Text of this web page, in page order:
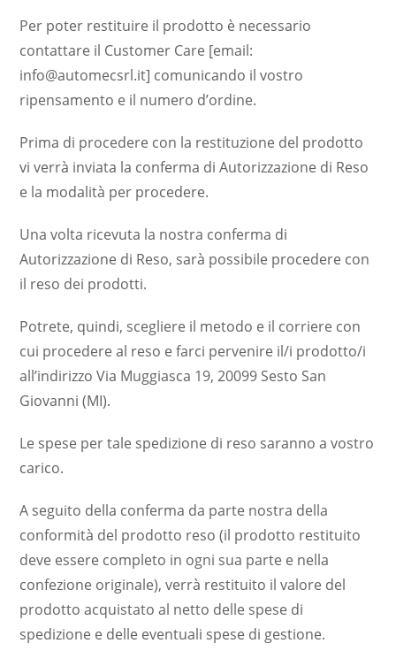
Per poter restituire il prodotto è necessario
contattare il Customer Care [email:
info@automecsrl.it] comunicando il vostro
ripensamento e il numero d’ordine.
Prima di procedere con la restituzione del prodotto
vi verrà inviata la conferma di Autorizzazione di Reso
e la modalità per procedere.
Una volta ricevuta la nostra conferma di
Autorizzazione di Reso, sarà possibile procedere con
il reso dei prodotti.
Potrete, quindi, scegliere il metodo e il corriere con
cui procedere al reso e farci pervenire il/i prodotto/i
all’indirizzo Via Muggiasca 19, 20099 Sesto San
Giovanni (MI).
Le spese per tale spedizione di reso saranno a vostro
carico.
A seguito della conferma da parte nostra della
conformità del prodotto reso (il prodotto restituito
deve essere completo in ogni sua parte e nella
confezione originale), verrà restituito il valore del
prodotto acquistato al netto delle spese di
spedizione e delle eventuali spese di gestione.